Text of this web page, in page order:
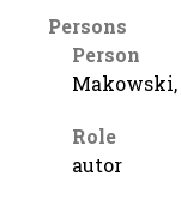
Persons
Person
Makowski,
Role
autor